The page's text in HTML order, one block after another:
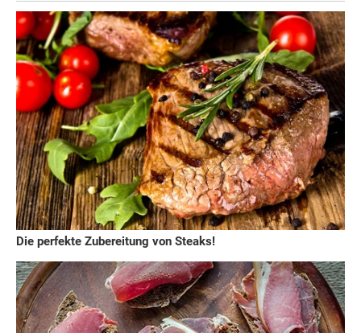
Die perfekte Zubereitung von Steaks!